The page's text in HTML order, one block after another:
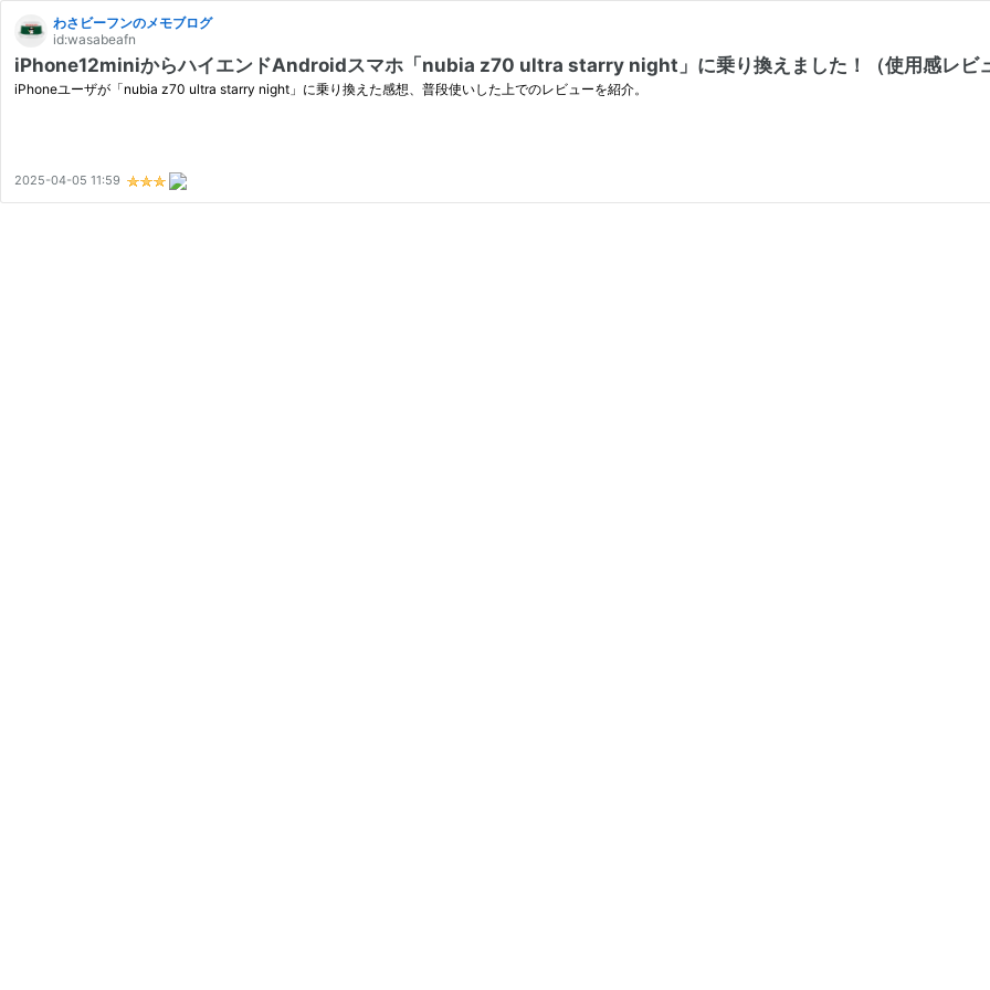
わさビーフンのメモブログ
id:wasabeafn
iPhone12miniからハイエンドAndroidスマホ「nubia z70 ultra starry night」に乗り換えました！（使用感レビ
iPhoneユーザが「nubia z70 ultra starry night」に乗り換えた感想、普段使いした上でのレビューを紹介。
2025-04-05 11:59